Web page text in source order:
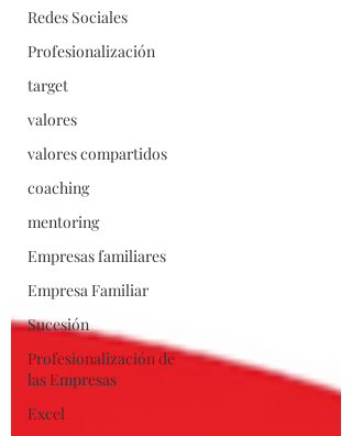
Redes Sociales
Profesionalización
target
valores
valores compartidos
coaching
mentoring
Empresas familiares
Empresa Familiar
Sucesión
Profesionalización de
las Empresas
Excel